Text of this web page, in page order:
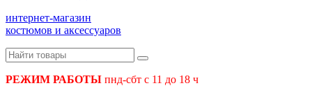
интернет-магазин
костюмов и аксессуаров
РЕЖИМ РАБОТЫ пнд-сбт с 11 до 18 ч